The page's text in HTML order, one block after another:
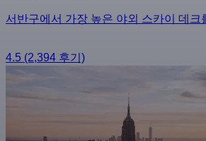
서반구에서 가장 높은 야외 스카이 데
4.5 (2,394 후기)